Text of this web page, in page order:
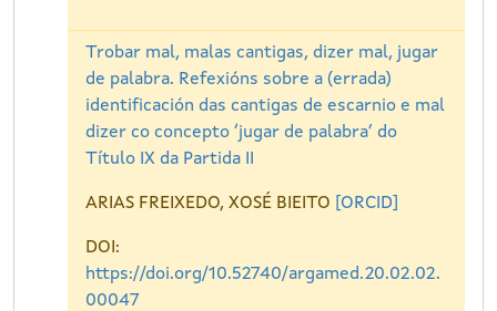
Trobar mal, malas cantigas, dizer mal, jugar
de palabra. Refexións sobre a (errada)
identificación das cantigas de escarnio e mal
dizer co concepto ‘jugar de palabra’ do
Título IX da Partida II
ARIAS FREIXEDO, XOSÉ BIEITO [ORCID]
DOI:
https://doi.org/10.52740/argamed.20.02.02.
00047